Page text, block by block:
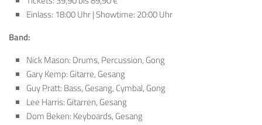
Einlass: 18:00 Uhr | Showtime: 20:00 Uhr
Band:
Nick Mason: Drums, Percussion, Gong
Gary Kemp: Gitarre, Gesang
Guy Pratt: Bass, Gesang, Cymbal, Gong
Lee Harris: Gitarren, Gesang
Dom Beken: Keyboards, Gesang